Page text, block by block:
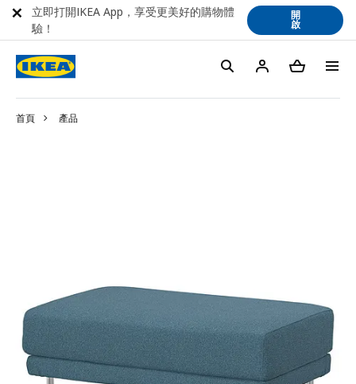
首頁 產品
立即打開IKEA App，享受更美好的購物體
驗！
開
啟